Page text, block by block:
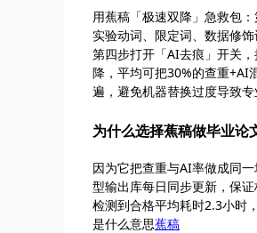
用蕉稿「极速双降」急救包
实验动词、限定词、数据修
第四步打开「AI去痕」开关
降，平均可把30%的查重+AI
遍，避免机器替换过度导致专
为什么选择蕉稿做毕业论
因为它把查重与AI率做成同
型输出库每日同步更新，保
检测到合格平均耗时2.3小时
是什么意思蕉稿